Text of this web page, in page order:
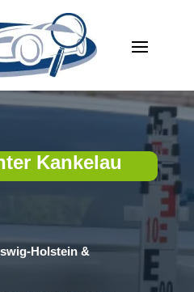
Kankelau
Holstein &